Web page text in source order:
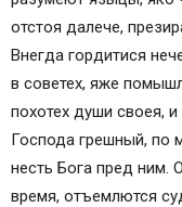
отстоя далече,
Внегда гордитися
в советех, яже
похотех души своея,
Господа грешный, по
несть Бога пред ним.
время, отъемлются